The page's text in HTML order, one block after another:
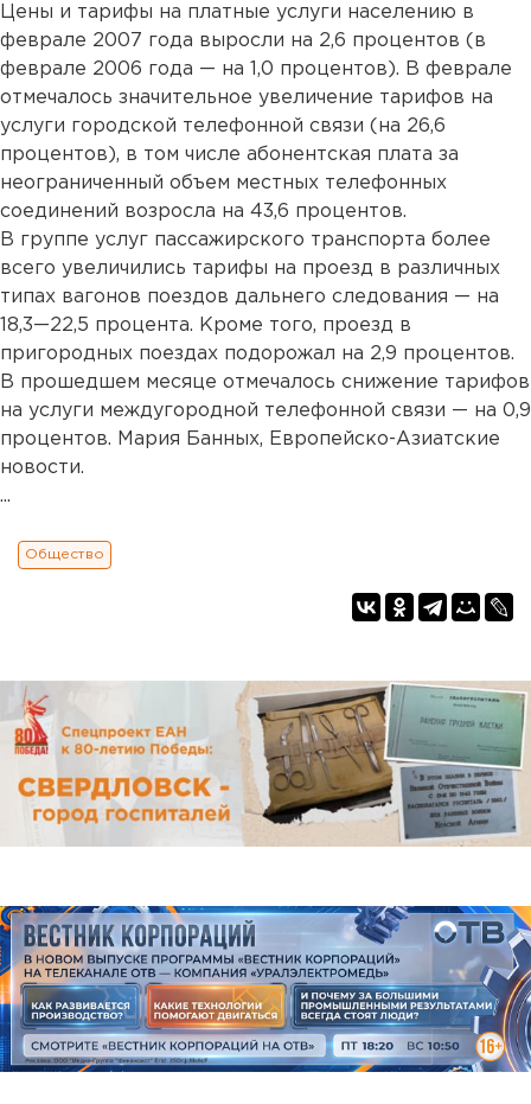
Цены и тарифы на платные услуги населению в
феврале 2007 года выросли на 2,6 процентов (в
феврале 2006 года — на 1,0 процентов). В феврале
отмечалось значительное увеличение тарифов на
услуги городской телефонной связи (на 26,6
процентов), в том числе абонентская плата за
неограниченный объем местных телефонных
соединений возросла на 43,6 процентов.
В группе услуг пассажирского транспорта более
всего увеличились тарифы на проезд в различных
типах вагонов поездов дальнего следования — на
18,3—22,5 процента. Кроме того, проезд в
пригородных поездах подорожал на 2,9 процентов.
В прошедшем месяце отмечалось снижение тарифов
на услуги междугородной телефонной связи — на 0,9
процентов. Мария Банных, Европейско-Азиатские
новости.
...
Общество